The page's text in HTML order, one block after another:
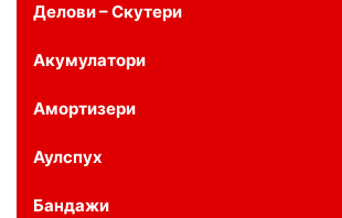
Делови – Скутери
Акумулатори
Амортизери
Аулспух
Бандажи